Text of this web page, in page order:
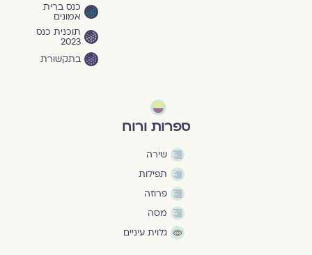
כנס ברית
אמונים
תוכנית כנס
2023
בתקשורת
ספרות ורוח
שירה
תפילות
פרוזה
מסה
גלוית עיניים